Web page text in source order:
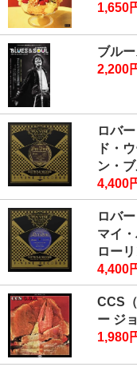
1,650
ブル
2,200
ロバ
ド・
ン・
4,400
ロバ
マイ
ロー
4,400
CCS
ー ジ
1,980